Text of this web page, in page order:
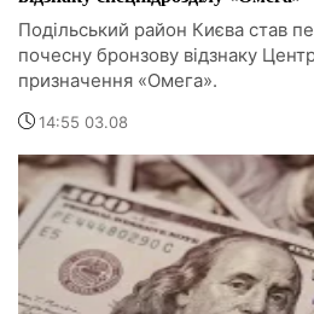
Подільський район Києва став
почесну бронзову відзнаку
призначення «Омега».
14:55 03.08